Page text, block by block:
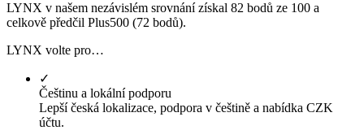
LYNX v našem nezávislém srovnání získal 82 bodů ze 100 a
celkově předčil Plus500 (72 bodů).
LYNX volte pro…
✓
Češtinu a lokální podporu
Lepší česká lokalizace, podpora v češtině a nabídka CZK
účtu.